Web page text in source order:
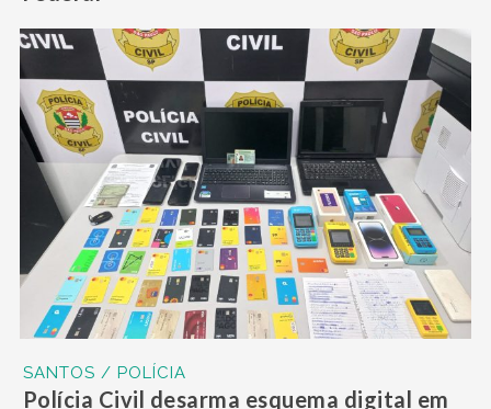
SANTOS / POLÍCIA
Polícia Civil desarma esquema digital em